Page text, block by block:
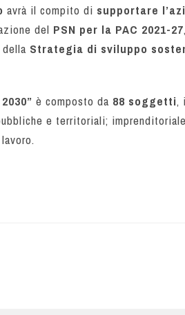
avrà il compito di supportare
del PSN per la PAC 2021-27
Strategia di sviluppo
è composto da 88 soggetti,
e territoriali;